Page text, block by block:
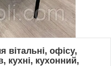
офісу,
кухні, кухонний,